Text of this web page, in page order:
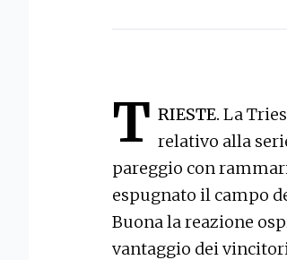
T RIESTE. La
relativo alla
pareggio con
espugnato il campo
Buona la reazione
vantaggio dei